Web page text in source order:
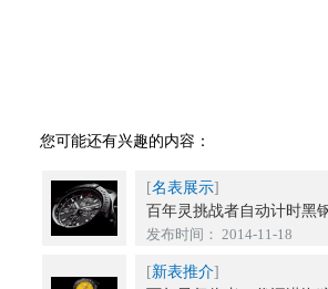
您可能还有兴趣的内容：
[名表展示]
百年灵挑战者自动计时黑
发布时间： 2014-11-18
[新表推介]